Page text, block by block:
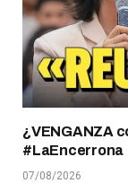
¿VENGANZA
#LaEncerrona
07/08/2026